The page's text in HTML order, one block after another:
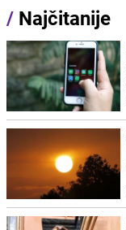
/ Najčitanije